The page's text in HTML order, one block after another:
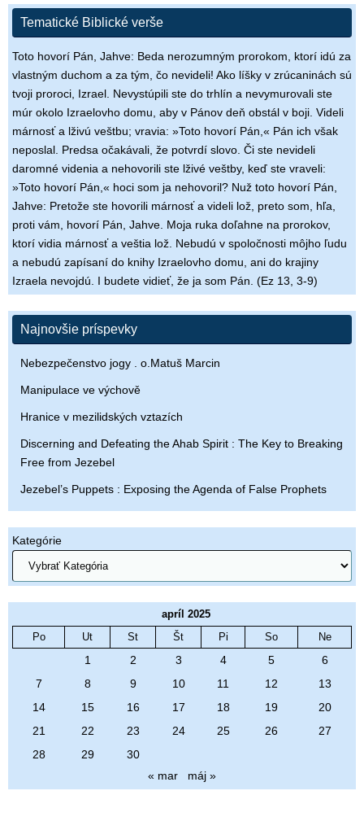
Tematické Biblické verše
Toto hovorí Pán, Jahve: Beda nerozumným prorokom, ktorí idú za
vlastným duchom a za tým, čo nevideli! Ako líšky v zrúcaninách sú
tvoji proroci, Izrael. Nevystúpili ste do trhlín a nevymurovali ste
múr okolo Izraelovho domu, aby v Pánov deň obstál v boji. Videli
márnosť a lživú veštbu; vravia: »Toto hovorí Pán,« Pán ich však
neposlal. Predsa očakávali, že potvrdí slovo. Či ste nevideli
daromné videnia a nehovorili ste lživé veštby, keď ste vraveli:
»Toto hovorí Pán,« hoci som ja nehovoril? Nuž toto hovorí Pán,
Jahve: Pretože ste hovorili márnosť a videli lož, preto som, hľa,
proti vám, hovorí Pán, Jahve. Moja ruka doľahne na prorokov,
ktorí vidia márnosť a veštia lož. Nebudú v spoločnosti môjho ľudu
a nebudú zapísaní do knihy Izraelovho domu, ani do krajiny
Izraela nevojdú. I budete vidieť, že ja som Pán. (Ez 13, 3-9)
Najnovšie príspevky
Nebezpečenstvo jogy . o.Matuš Marcin
Manipulace ve výchově
Hranice v mezilidských vztazích
Discerning and Defeating the Ahab Spirit : The Key to Breaking
Free from Jezebel
Jezebel’s Puppets : Exposing the Agenda of False Prophets
Kategórie
apríl 2025
Po
Ut St Št Pi So Ne
1 2 3 4 5
6
7
8 9 10 11 12
13
14
15 16 17 18 19
20
21
22 23 24 25 26
27
28
29
30
« mar
máj »